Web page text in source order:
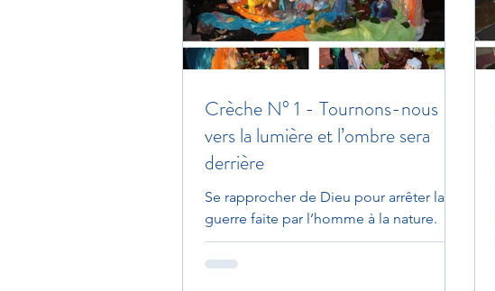
Crèche N° 1 - Tournons-nous
vers la lumière et l’ombre sera
derrière
Se rapprocher de Dieu pour arrêter la
guerre faite par l’homme à la nature.
L’écologie et la préservation de la
création divine peut...